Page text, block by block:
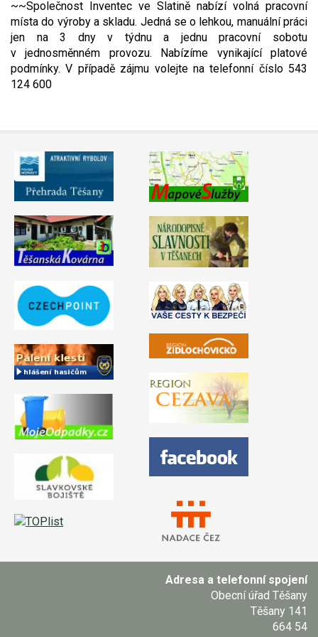
~~Společnost Inventec ve Slatině nabízí volná pracovní
místa do výroby a skladu. Jedná se o lehkou, manuální práci
jen na 3 dny v týdnu a jednu pracovní sobotu
v jednosměnném provozu. Nabízíme vynikající platové
podmínky. V případě zájmu volejte na telefonní číslo 543
124 600
Adresa a telefonní spojení
Obecní úřad Těšany
Těšany 141
664 54
Video - průlet dronem
Naše koně
Poruchy, omezení
Mapové služby
Kontakty a info
Okolní obce
Nabídka práce
Smuteční oznámení
Odkazy